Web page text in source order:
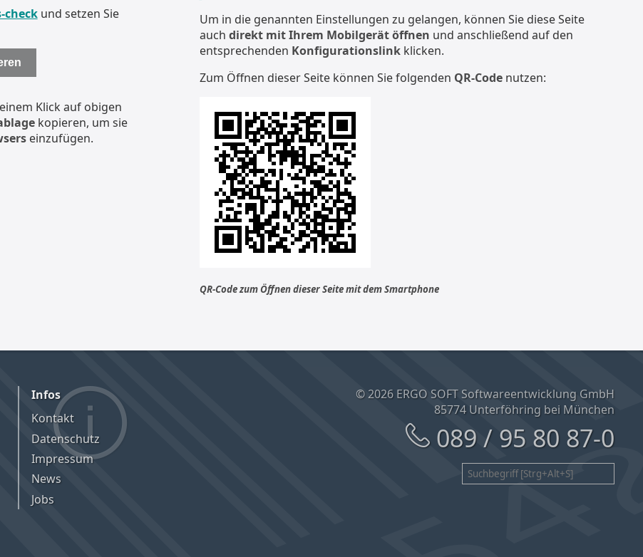
checkund setzen Sie
Klick auf obigen
kopieren, um sie
einzufügen.
Um in die genannten Einstellungen zu gelangen, können Sie diese Seite
auch direkt mit Ihrem Mobilgerät öffnen und anschließend auf den
entsprechenden Konfigurationslink klicken.
Zum Öffnen dieser Seite können Sie folgenden QR-Code nutzen:
QR-Code zum Öffnen dieser Seite mit dem Smartphone
Infos
Kontakt
Datenschutz
Impressum
News
Jobs
© 2026 ERGO SOFT Softwareentwicklung GmbH
85774 Unterföhring bei München
089 / 95 80 87-0